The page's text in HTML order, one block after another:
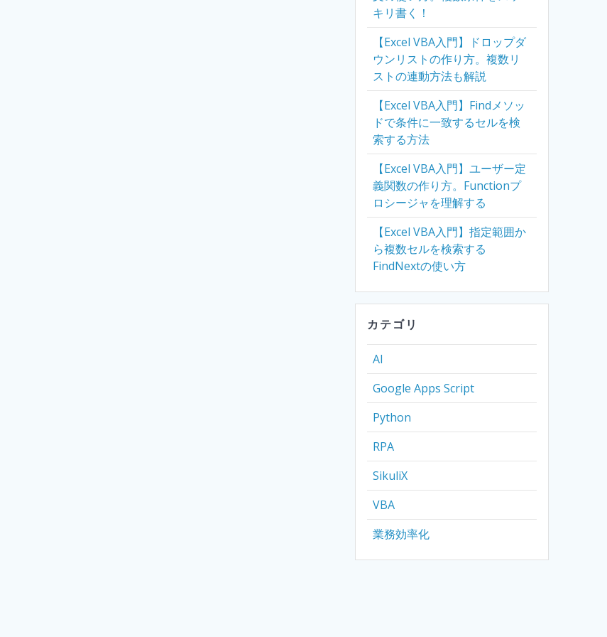
キリ書く！
【Excel VBA入門】ドロップダ
ウンリストの作り方。複数リ
ストの連動方法も解説
【Excel VBA入門】Findメソッ
ドで条件に一致するセルを検
索する方法
【Excel VBA入門】ユーザー定
義関数の作り方。Functionプ
ロシージャを理解する
【Excel VBA入門】指定範囲か
ら複数セルを検索する
FindNextの使い方
カテゴリ
AI
Google Apps Script
Python
RPA
SikuliX
VBA
業務効率化